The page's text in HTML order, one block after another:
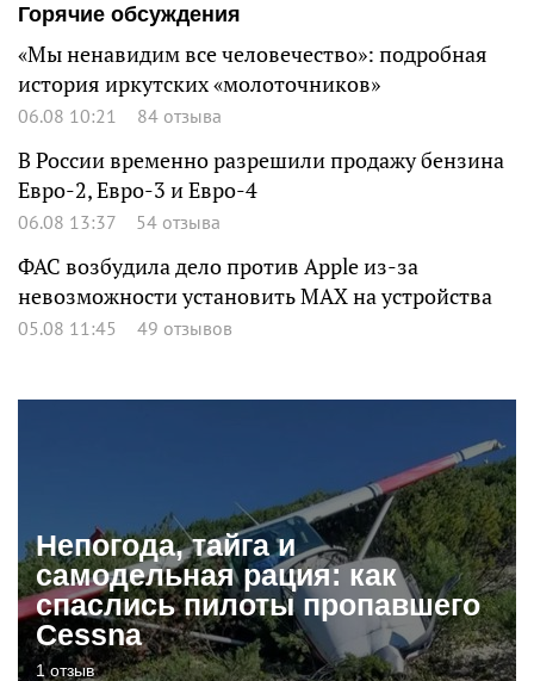
Горячие обсуждения
«Мы ненавидим все человечество»: подробная
история иркутских «молоточников»
06.08 10:21 84 отзыва
В России временно разрешили продажу бензина
Евро-2, Евро-3 и Евро-4
06.08 13:37 54 отзыва
ФАС возбудила дело против Apple из-за
невозможности установить MAX на устройства
05.08 11:45 49 отзывов
Непогода, тайга и
самодельная рация: как
спаслись пилоты пропавшего
Cessna
1 отзыв